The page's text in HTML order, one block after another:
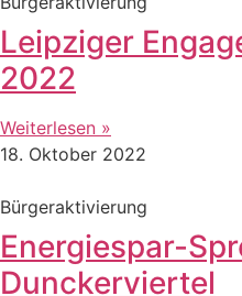
Leipziger
2022
Weiterlesen »
18. Oktober 2022
Bürgeraktivierung
Energiespar-
Dunckerviertel